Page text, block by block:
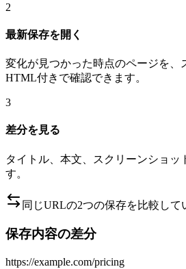
2
最新保存を開く
変化が見つかった時点のページを、
HTML付きで確認できます。
3
差分を見る
タイトル、本文、スクリーンショッ
す。
同じURLの2つの保存を比較して
保存内容の差分
https://example.com/pricing